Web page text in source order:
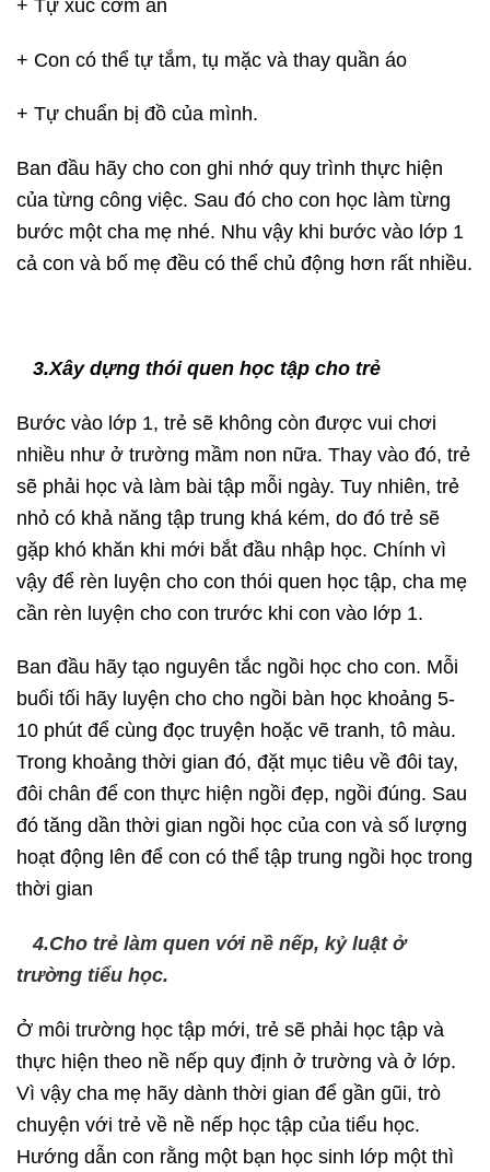
+ Tự xúc cơm ăn
+ Con có thể tự tắm, tụ mặc và thay quần áo
+ Tự chuẩn bị đồ của mình.
Ban đầu hãy cho con ghi nhớ quy trình thực hiện
của từng công việc. Sau đó cho con học làm từng
bước một cha mẹ nhé. Nhu vậy khi bước vào lớp 1
cả con và bố mẹ đều có thể chủ động hơn rất nhiều.
3.Xây dựng thói quen học tập cho trẻ
Bước vào lớp 1, trẻ sẽ không còn được vui chơi
nhiều như ở trường mầm non nữa. Thay vào đó, trẻ
sẽ phải học và làm bài tập mỗi ngày. Tuy nhiên, trẻ
nhỏ có khả năng tập trung khá kém, do đó trẻ sẽ
gặp khó khăn khi mới bắt đầu nhập học. Chính vì
vậy để rèn luyện cho con thói quen học tập, cha mẹ
cần rèn luyện cho con trước khi con vào lớp 1.
Ban đầu hãy tạo nguyên tắc ngồi học cho con. Mỗi
buổi tối hãy luyện cho cho ngồi bàn học khoảng 5-
10 phút để cùng đọc truyện hoặc vẽ tranh, tô màu.
Trong khoảng thời gian đó, đặt mục tiêu về đôi tay,
đôi chân để con thực hiện ngồi đẹp, ngồi đúng. Sau
đó tăng dần thời gian ngồi học của con và số lượng
hoạt động lên để con có thể tập trung ngồi học trong
thời gian
4.Cho trẻ làm quen với nề nếp, kỷ luật ở
trường tiểu học.
Ở môi trường học tập mới, trẻ sẽ phải học tập và
thực hiện theo nề nếp quy định ở trường và ở lớp.
Vì vậy cha mẹ hãy dành thời gian để gần gũi, trò
chuyện với trẻ về nề nếp học tập của tiểu học.
Hướng dẫn con rằng một bạn học sinh lớp một thì